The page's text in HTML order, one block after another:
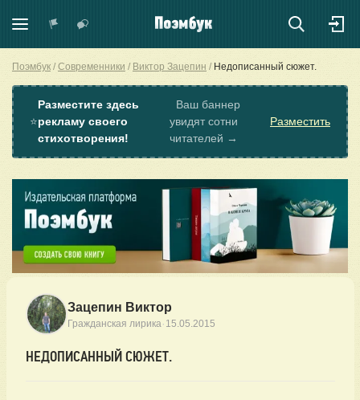
Поэмбук Современники Виктор Зацепин Недописанный сюжет.
⭐
Разместите здесь
рекламу своего
стихотворения!
Ваш баннер
увидят сотни
читателей →
Разместить
Зацепин Виктор
Гражданская лирика· 15.05.2015
НЕДОПИСАННЫЙ СЮЖЕТ.